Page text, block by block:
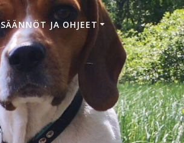
SÄÄNNÖT JA OHJEET